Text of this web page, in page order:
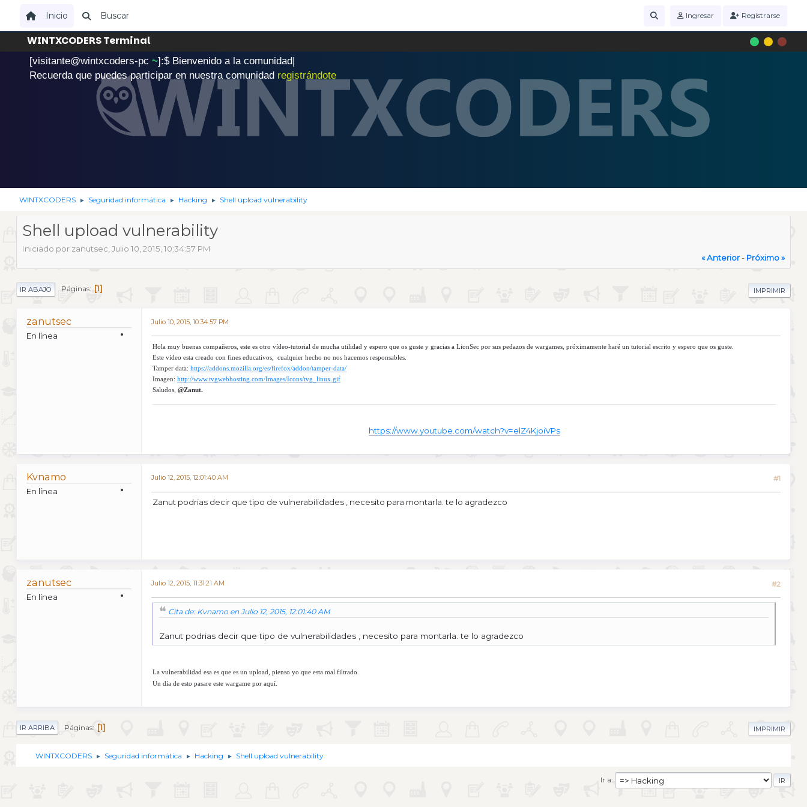
Inicio Buscar Ingresar Registrarse
WINTXCODERS Terminal
[visitante@wintxcoders-pc ~]:$ .Bienvenido a la comunidad|
Recuerda que puedes participar en nuestra comunidad registrándote
WINTXCODERS ► Seguridad informática ► Hacking ► Shell upload vulnerability
Shell upload vulnerability
Iniciado por zanutsec, Julio 10, 2015, 10:34:57 PM
« Anterior- Próximo »
IMPRIMIR
IR ABAJO Páginas 1
zanutsec
En línea
Julio 10, 2015, 10:34:57 PM
Hola muy buenas compañeros, este es otro vídeo-tutorial de mucha utilidad y espero que os guste y gracias a LionSec por sus pedazos de wargames, próximamente haré un tutorial escrito y espero que os guste.
Este vídeo esta creado con fines educativos, cualquier hecho no nos hacemos responsables.
Tamper data: https://addons.mozilla.org/es/firefox/addon/tamper-data/
Imagen: http://www.tvgwebhosting.com/Images/Icons/tvg_linux.gif
Saludos, @Zanut.
https://www.youtube.com/watch?v=elZ4KjoiVPs
Kvnamo
En línea
Julio 12, 2015, 12:01:40 AM #1
Zanut podrias decir que tipo de vulnerabilidades , necesito para montarla. te lo agradezco
zanutsec
En línea
Julio 12, 2015, 11:31:21 AM #2
Cita de: Kvnamo en Julio 12, 2015, 12:01:40 AM
Zanut podrias decir que tipo de vulnerabilidades , necesito para montarla. te lo agradezco
La vulnerabilidad esa es que es un upload, pienso yo que esta mal filtrado.
Un día de esto pasare este wargame por aquí.
IMPRIMIR
IR ARRIBA Páginas 1
WINTXCODERS ► Seguridad informática ► Hacking ► Shell upload vulnerability
Ir a